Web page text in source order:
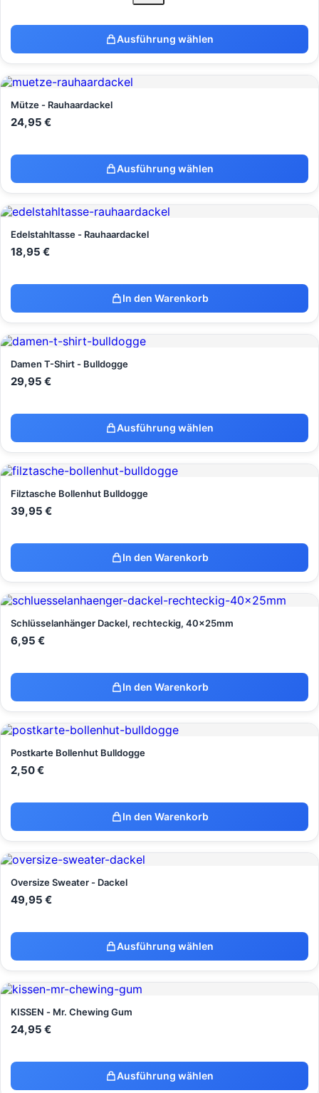
Ausführung wählen
Mütze - Rauhaardackel
24,95 €
Ausführung wählen
Edelstahltasse - Rauhaardackel
18,95 €
In den Warenkorb
Damen T-Shirt - Bulldogge
29,95 €
Ausführung wählen
Filztasche Bollenhut Bulldogge
39,95 €
In den Warenkorb
Schlüsselanhänger Dackel, rechteckig, 40x25mm
6,95 €
In den Warenkorb
Postkarte Bollenhut Bulldogge
2,50€
In den Warenkorb
Oversize Sweater - Dackel
49,95 €
Ausführung wählen
KISSEN - Mr. Chewing Gum
24,95 €
Ausführung wählen